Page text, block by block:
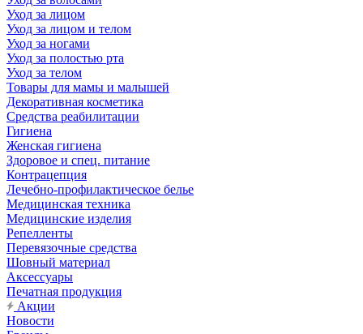
Уход за лицом
Уход за лицом и телом
Уход за ногами
Уход за полостью рта
Уход за телом
Товары для мамы и малышей
Декоративная косметика
Средства реабилитации
Гигиена
Женская гигиена
Здоровое и спец. питание
Контрацепция
Лечебно-профилактическое белье
Медицинская техника
Медицинские изделия
Репелленты
Перевязочные средства
Шовный материал
Аксессуары
Печатная продукция
Акции
Новости